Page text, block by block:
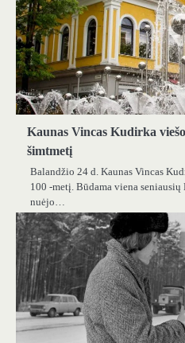
Kaunas Vincas Kudirka
šimtmetį
Balandžio 24 d. Kaunas Vincas
100 -metį. Būdama viena
nuėjo…